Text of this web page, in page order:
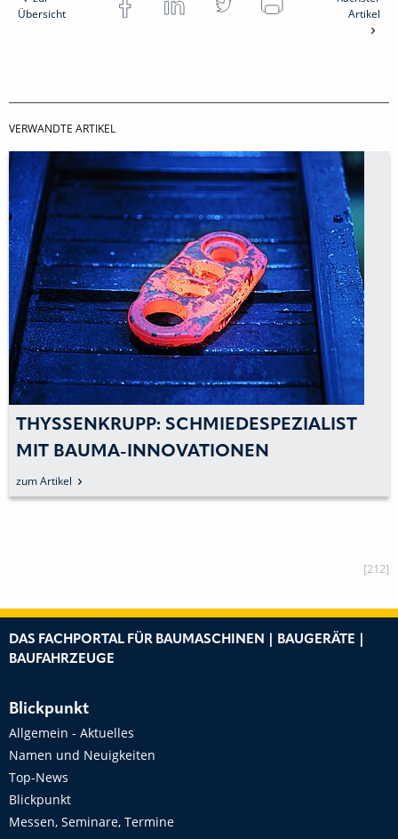
Übersicht
Artikel
VERWANDTE ARTIKEL
THYSSENKRUPP: SCHMIEDESPEZIALIST
MIT BAUMA-INNOVATIONEN
zum Artikel
[212]
DAS FACHPORTAL FÜR BAUMASCHINEN | BAUGERÄTE |
BAUFAHRZEUGE
Blickpunkt
Allgemein - Aktuelles
Namen und Neuigkeiten
Top-News
Blickpunkt
Messen, Seminare, Termine